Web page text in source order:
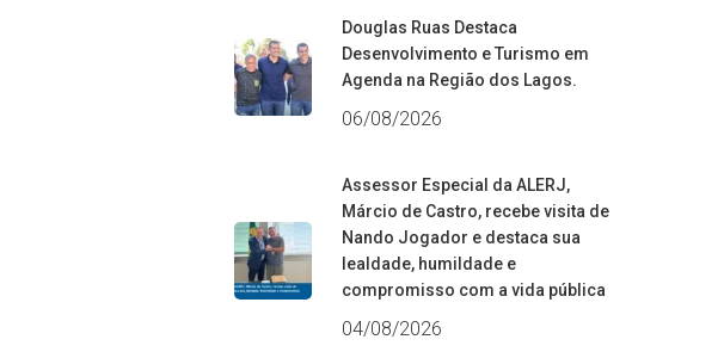
Douglas Ruas Destaca
Desenvolvimento e Turismo em
Agenda na Região dos Lagos.
06/08/2026
Assessor Especial da ALERJ,
Márcio de Castro, recebe visita de
Nando Jogador e destaca sua
lealdade, humildade e
compromisso com a vida pública
04/08/2026